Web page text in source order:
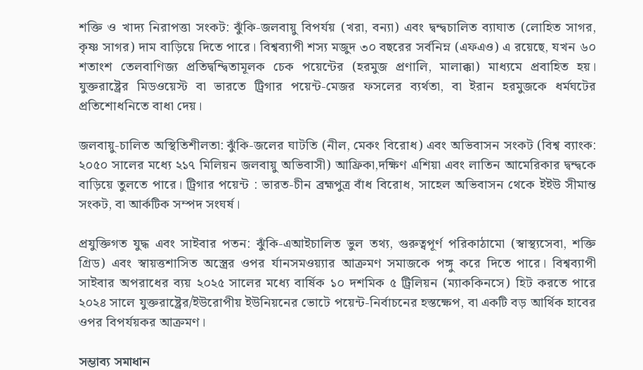
শক্তি ও খাদ্য নিরাপত্তা সংকট: ঝুঁকি-জলবায়ু বিপর্যয় (খরা, বন্যা) এবং দ্বন্দ্বচালিত ব্যাঘাত (লোহিত সাগর,
কৃষ্ণ সাগর) দাম বাড়িয়ে দিতে পারে। বিশ্বব্যাপী শস্য মজুদ ৩০ বছরের সর্বনিম্ন (এফএও) এ রয়েছে, যখন ৬০
শতাংশ তেলবাণিজ্য প্রতিদ্বন্দ্বিতামূলক চেক পয়েন্টের (হরমুজ প্রণালি, মালাক্কা) মাধ্যমে প্রবাহিত হয়।
যুক্তরাষ্ট্রের মিডওয়েস্ট বা ভারতে ট্রিগার পয়েন্ট-মেজর ফসলের ব্যর্থতা, বা ইরান হরমুজকে ধর্মঘটের
প্রতিশোধনিতে বাধা দেয়।
জলবায়ু-চালিত অস্থিতিশীলতা: ঝুঁকি-জলের ঘাটতি (নীল, মেকং বিরোধ) এবং অভিবাসন সংকট (বিশ্ব ব্যাংক:
২০৫০ সালের মধ্যে ২১৭ মিলিয়ন জলবায়ু অভিবাসী) আফ্রিকা,দক্ষিণ এশিয়া এবং লাতিন আমেরিকার দ্বন্দ্বকে
বাড়িয়ে তুলতে পারে। ট্রিগার পয়েন্ট : ভারত-চীন ব্রহ্মপুত্র বাঁধ বিরোধ, সাহেল অভিবাসন থেকে ইইউ সীমান্ত
সংকট, বা আর্কটিক সম্পদ সংঘর্ষ।
প্রযুক্তিগত যুদ্ধ এবং সাইবার পতন: ঝুঁকি-এআইচালিত ভুল তথ্য, গুরুত্বপূর্ণ পরিকাঠামো (স্বাস্থ্যসেবা, শক্তি
গ্রিড) এবং স্বায়ত্তশাসিত অস্ত্রের ওপর র্যানসমওয়্যার আক্রমণ সমাজকে পঙ্গু করে দিতে পারে। বিশ্বব্যাপী
সাইবার অপরাধের ব্যয় ২০২৫ সালের মধ্যে বার্ষিক ১০ দশমিক ৫ ট্রিলিয়ন (ম্যাককিনসে) হিট করতে পারে
২০২৪ সালে যুক্তরাষ্ট্রের/ইউরোপীয় ইউনিয়নের ভোটে পয়েন্ট-নির্বাচনের হস্তক্ষেপ, বা একটি বড় আর্থিক হাবের
ওপর বিপর্যয়কর আক্রমণ।
সম্ভাব্য সমাধান